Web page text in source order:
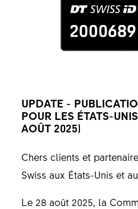
UPDATE -
POUR LES ÉTATS-
AOÛT 2025)
Chers clients et
Swiss aux États-Unis et
Le 28 août 2025, la